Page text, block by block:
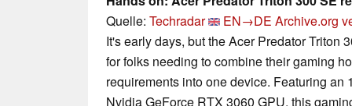
Quelle: Techradar EN→DE Archive.org
It's early days, but the Acer Predator Triton
for folks needing to combine their gaming
requirements into one device. Featuring an
Nvidia GeForce RTX 3060 GPU, this